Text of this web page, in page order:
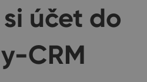
účet do
CRM